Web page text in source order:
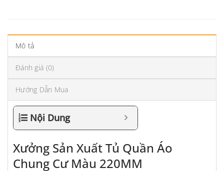
Mô tả
Đánh giá (0)
Hướng Dẫn Mua
Nội Dung
Xưởng Sản Xuất Tủ Quần Áo
Chung Cư Màu 220MM